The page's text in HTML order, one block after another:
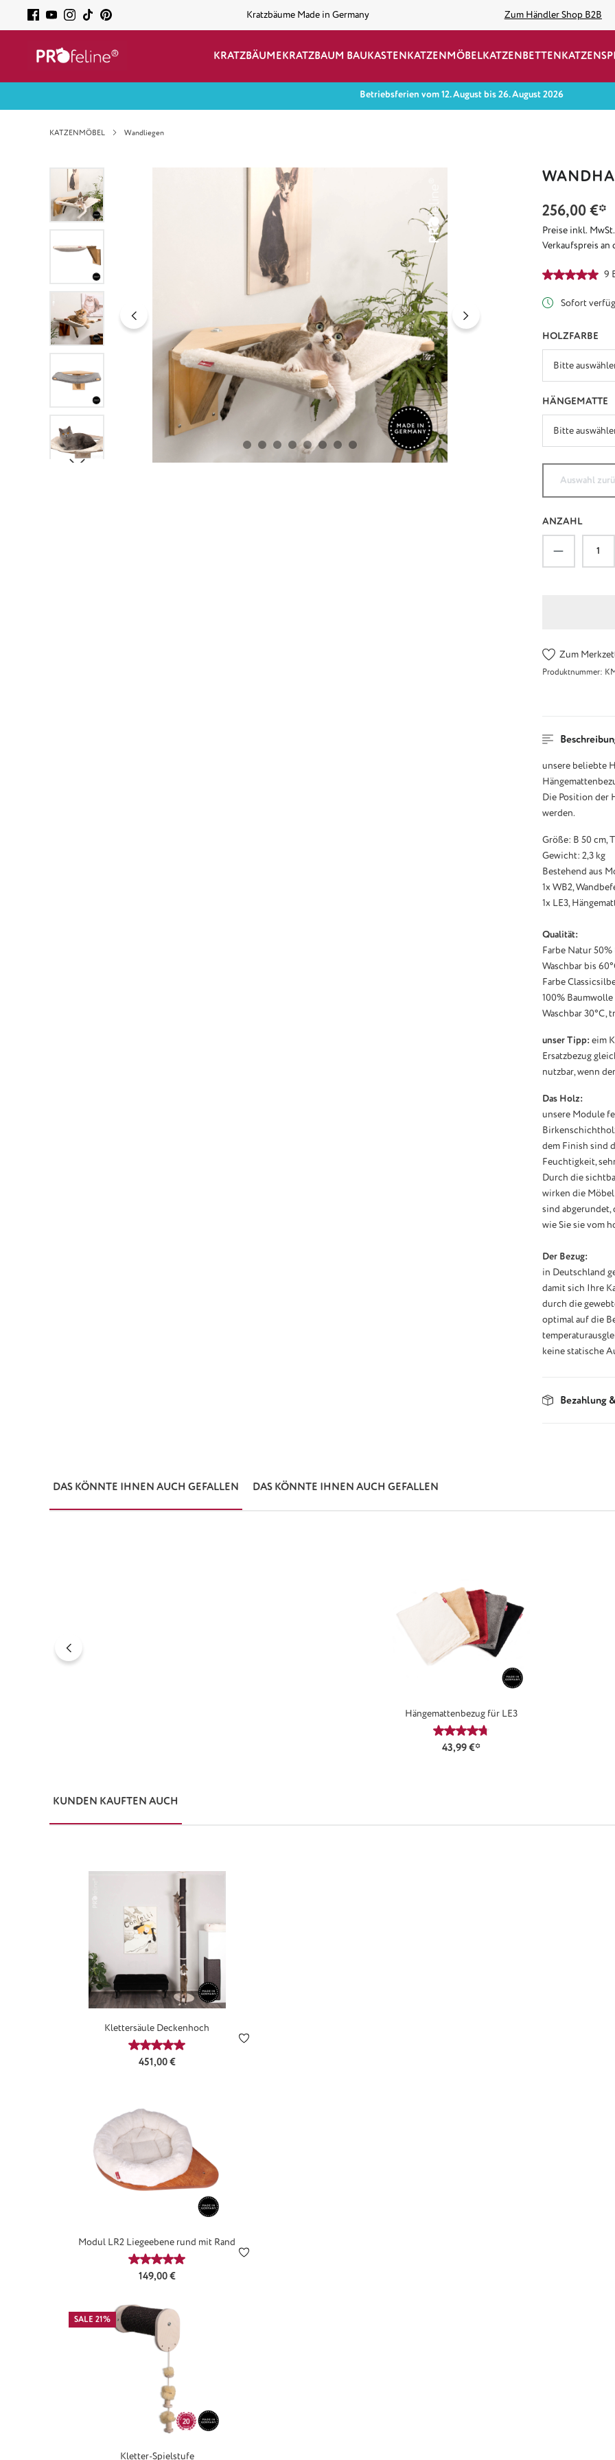
Kratzbäume Made in Germany Zum Händler Shop B2B
KRATZBÄUMEKRATZBAUM BAUKASTENKATZENMÖBELKATZENBETTEN
Betriebsferien vom 12. August bis 26. August 2026
KATZENMÖBEL Wandliegen
Bildergalerie überspringen
256,00 €*
Preise inkl.
Verkaufspreis an
9
Sofort
HOLZFARBE
HÄNGEMATTE
Auswahl
ANZAHL
Produkt
Zum
Produktnummer:
unsere beliebte
Die Position der
werden.
Größe: B 50 cm,
Gewicht: 2,3 kg
Bestehend aus
1x WB2,
1x LE3,
Qualität:
Farbe Natur
Waschbar bis
Farbe
100% Baumwolle
Waschbar 30°C,
unser Tipp:eim
Ersatzbezug
nutzbar, wenn
Das Holz:
unsere Module
dem Finish sind
Feuchtigkeit,
Durch die
wirken die
sind
wie Sie sie vom
Der Bezug:
in Deutschland
damit sich Ihre
durch die
optimal auf die
keine statische
Bezahlung
DAS KÖNNTE IHNEN AUCH GEFALLEN DAS KÖNNTE IHNEN AUCH GEFALLEN
Hängemattenbezug für LE3
Durchschnittliche Bewertung von
43,99 €*
KUNDEN KAUFTEN AUCH
Klettersäule Deckenhoch
Durchschnittliche Bewertung von 5 von 5 Sternen
Regulärer Preis:
451,00 €
Modul LR2 Liegeebene rund mit Rand
Durchschnittliche Bewertung von 5 von 5 Sternen
Regulärer Preis:
149,00 €
SALE 21%
Kletter-Spielstufe